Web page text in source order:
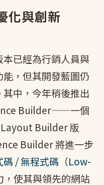
化與創新
已經為行銷人員與
，但其開發藍圖仍
中，今年稍後推出
Builder——一個
Builder 版
Builder 將進一步
碼 / 無程式碼（Low-
，使其與領先的網站